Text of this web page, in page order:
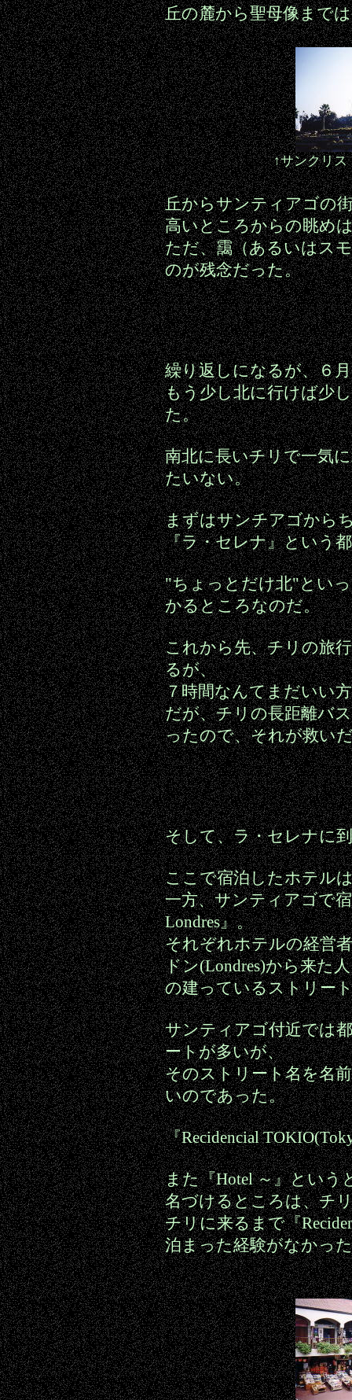
丘の麓から聖母像まで
↑サンクリス
丘からサンティアゴの
高いところからの眺め
ただ、靄（あるいはス
のが残念だった。
繰り返しになるが、６
もう少し北に行けば少
た。
南北に長いチリで一気
たいない。
まずはサンチアゴから
『ラ・セレナ』という
"ちょっとだけ北"とい
かるところなのだ。
これから先、チリの旅
るが、
７時間なんてまだいい
だが、チリの長距離バ
ったので、それが救い
そして、ラ・セレナに
ここで宿泊したホテルは
一方、サンティアゴで
Londres』。
それぞれホテルの経営
ドン(Londres)から来た
の建っているストリー
サンティアゴ付近では
ートが多いが、
そのストリート名を名
いのであった。
『Recidencial
また『Hotel ～』という
名づけるところは、チ
チリに来るまで『
泊まった経験がなかっ